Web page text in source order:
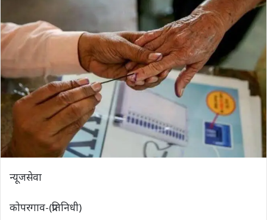
न्यूजसेवा
कोपरगाव-(प्रतिनिधी)